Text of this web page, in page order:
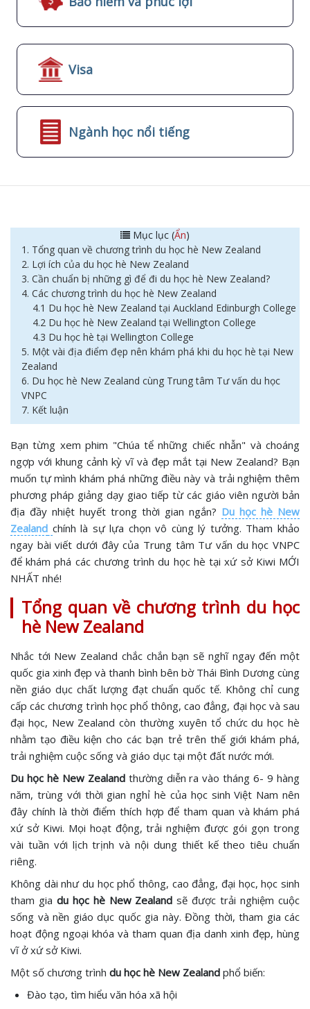
Visa
Ngành học nổi tiếng
Mục lục (Ẩn)
1. Tổng quan về chương trình du học hè New Zealand
2. Lợi ích của du học hè New Zealand
3. Cần chuẩn bị những gì để đi du học hè New Zealand?
4. Các chương trình du học hè New Zealand
4.1 Du học hè New Zealand tại Auckland Edinburgh College
4.2 Du học hè New Zealand tại Wellington College
4.3 Du học hè tại Wellington College
5. Một vài địa điểm đẹp nên khám phá khi du học hè tại New
Zealand
6. Du học hè New Zealand cùng Trung tâm Tư vấn du học
VNPC
7. Kết luận
Bạn từng xem phim "Chúa tể những chiếc nhẫn" và choáng
ngợp với khung cảnh kỳ vĩ và đẹp mắt tại New Zealand? Bạn
muốn tự mình khám phá những điều này và trải nghiệm thêm
phương pháp giảng dạy giao tiếp từ các giáo viên người bản
địa đầy nhiệt huyết trong thời gian ngắn? Du học hè New
Zealand chính là sự lựa chọn vô cùng lý tưởng. Tham khảo
ngay bài viết dưới đây của Trung tâm Tư vấn du học VNPC
để khám phá các chương trình du học hè tại xứ sở Kiwi MỚI
NHẤT nhé!
Tổng quan về chương trình du học
hè New Zealand
Nhắc tới New Zealand chắc chắn bạn sẽ nghĩ ngay đến một
quốc gia xinh đẹp và thanh bình bên bờ Thái Bình Dương cùng
nền giáo dục chất lượng đạt chuẩn quốc tế. Không chỉ cung
cấp các chương trình học phổ thông, cao đẳng, đại học và sau
đại học, New Zealand còn thường xuyên tổ chức du học hè
nhằm tạo điều kiện cho các bạn trẻ trên thế giới khám phá,
trải nghiệm cuộc sống và giáo dục tại một đất nước mới.
Du học hè New Zealandthường diễn ra vào tháng 6- 9 hàng
năm, trùng với thời gian nghỉ hè của học sinh Việt Nam nên
đây chính là thời điểm thích hợp để tham quan và khám phá
xứ sở Kiwi. Mọi hoạt động, trải nghiệm được gói gọn trong
vài tuần với lịch trịnh và nội dung thiết kế theo tiêu chuẩn
riêng.
Không dài như du học phổ thông, cao đẳng, đại học, học sinh
tham gia du học hè New Zealand sẽ được trải nghiệm cuộc
sống và nền giáo dục quốc gia này. Đồng thời, tham gia các
hoạt động ngoại khóa và tham quan địa danh xinh đẹp, hùng
vĩ ở xứ sở Kiwi.
Một số chương trình du học hè New Zealand phổ biến:
Đào tạo, tìm hiểu văn hóa xã hội